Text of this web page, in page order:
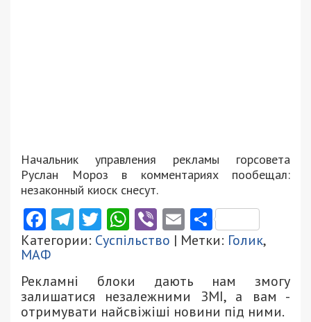
Начальник управления рекламы горсовета
Руслан Мороз в комментариях пообещал:
незаконный киоск снесут.
Facebook
Telegram
Twitter
WhatsApp
ViberEmail
Категории: Суспільство | Метки: Голик,
МАФ
Рекламні блоки дають нам змогу
залишатися незалежними ЗМІ, а вам -
отримувати найсвіжіші новини під ними.